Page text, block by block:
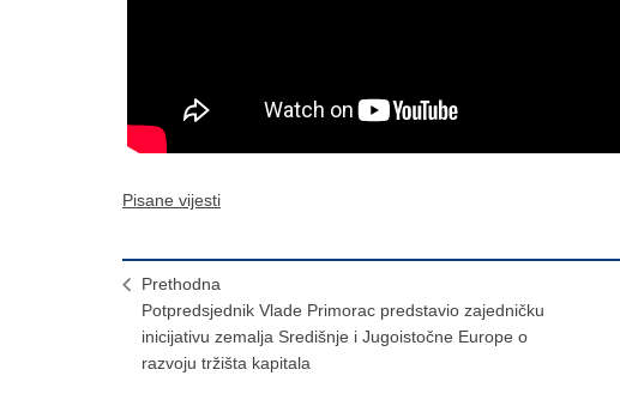
Pisane vijesti
Prethodna
Potpredsjednik Vlade Primorac predstavio zajedničku
inicijativu zemalja Središnje i Jugoistočne Europe o
razvoju tržišta kapitala